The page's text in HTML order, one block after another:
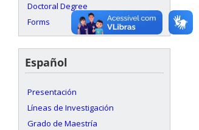
Doctoral Degree
Forms
Español
Presentación
Líneas de Investigación
Grado de Maestría